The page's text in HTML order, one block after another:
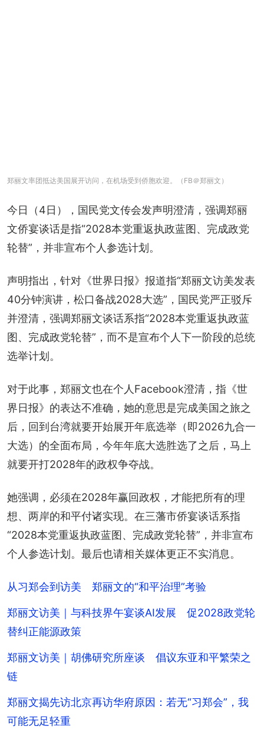
郑丽文率团抵达美国展开访问，在机场受到侨胞欢迎。（FB＠郑丽文）
今日（4日），国民党文传会发声明澄清，强调郑丽
文侨宴谈话是指“2028本党重返执政蓝图、完成政党
轮替”，并非宣布个人参选计划。
声明指出，针对《世界日报》报道指“郑丽文访美发表
40分钟演讲，松口备战2028大选”，国民党严正驳斥
并澄清，强调郑丽文谈话系指“2028本党重返执政蓝
图、完成政党轮替”，而不是宣布个人下一阶段的总统
选举计划。
对于此事，郑丽文也在个人Facebook澄清，指《世
界日报》的表达不准确，她的意思是完成美国之旅之
后，回到台湾就要开始展开年底选举（即2026九合一
大选）的全面布局，今年年底大选胜选了之后，马上
就要开打2028年的政权争夺战。
她强调，必须在2028年赢回政权，才能把所有的理
想、两岸的和平付诸实现。在三藩市侨宴谈话系指
“2028本党重返执政蓝图、完成政党轮替”，并非宣布
个人参选计划。最后也请相关媒体更正不实消息。
从习郑会到访美 郑丽文的“和平治理”考验
郑丽文访美｜与科技界午宴谈AI发展 促2028政党轮
替纠正能源政策
郑丽文访美｜胡佛研究所座谈 倡议东亚和平繁荣之
链
郑丽文揭先访北京再访华府原因：若无“习郑会”，我
可能无足轻重